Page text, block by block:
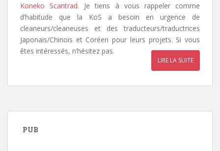
Koneko Scantrad. Je tiens à vous rappeler comme
d’habitude que la KoS a besoin en urgence de
cleaneurs/cleaneuses et des traducteurs/traductrices
Japonais/Chinois et Coréen pour leurs projets. Si vous
êtes intéressés, n’hésitez pas.
LIRE LA SUITE
PUB